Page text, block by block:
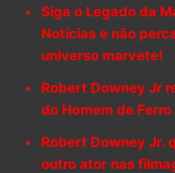
Siga o Legado da
Notícias e não
universo marvete!
Robert Downey Jr
do Homem de
Robert Downey Jr.
outro ator nas